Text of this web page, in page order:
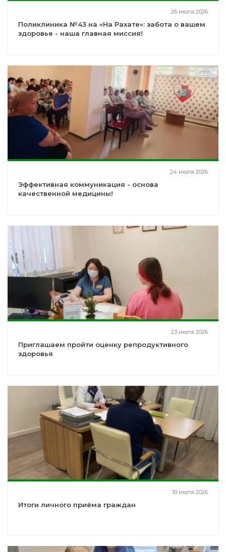
26 июля 2026
Поликлиника №43 на «На Рахате»: забота о вашем
здоровье - наша главная миссия!
24 июля 2026
Эффективная коммуникация - основа
качественной медицины!
23 июля 2026
Приглашаем пройти оценку репродуктивного
здоровья
19 июля 2026
Итоги личного приёма граждан